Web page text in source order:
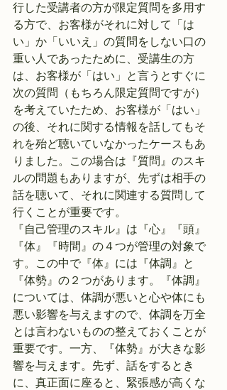
行した受講者の方が限定質問を多用す
る方で、お客様がそれに対して「は
い」か「いいえ」の質問をしない口の
重い人であったために、受講生の方
は、お客様が「はい」と言うとすぐに
次の質問（もちろん限定質問ですが）
を考えていたため、お客様が「はい」
の後、それに関する情報を話してもそ
れを殆ど聴いていなかったケースもあ
りました。この場合は『質問』のスキ
ルの問題もありますが、先ずは相手の
話を聴いて、それに関連する質問して
行くことが重要です。
『自己管理のスキル』は『心』『頭』
『体』『時間』の４つが管理の対象で
す。この中で『体』には『体調』と
『体勢』の２つがあります。『体調』
については、体調が悪いと心や体にも
悪い影響を与えますので、体調を万全
とは言わないものの整えておくことが
重要です。一方、『体勢』が大きな影
響を与えます。先ず、話をするとき
に、真正面に座ると、緊張感が高くな